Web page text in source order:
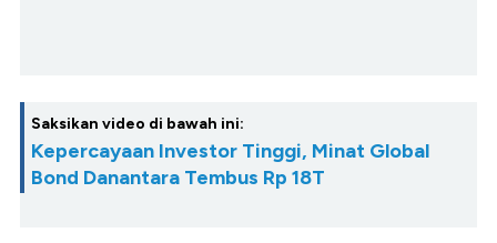
Saksikan video di bawah ini:
Kepercayaan Investor Tinggi, Minat Global
Bond Danantara Tembus Rp 18T